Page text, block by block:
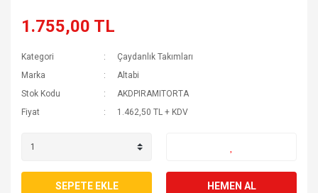
1.755,00 TL
Kategori
Çaydanlık Takımları
Marka
Altabi
Stok Kodu
AKDPIRAMITORTA
Fiyat
1.462,50 TL + KDV
SEPETE EKLE HEMEN AL